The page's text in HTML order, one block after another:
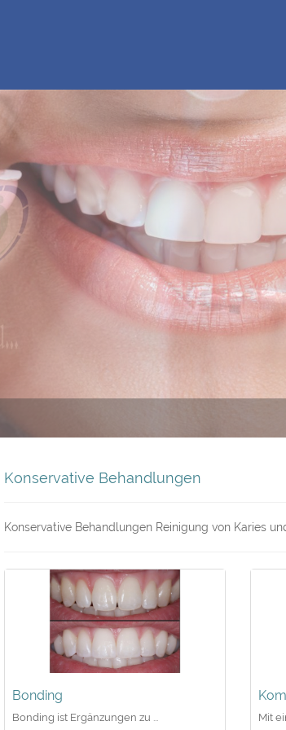
Konservative Behandlungen
Konservative Behandlungen Reinigung von Karies
Bonding
Bonding ist Ergänzungen zu ... Mit